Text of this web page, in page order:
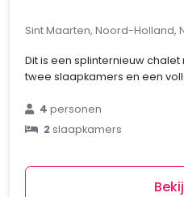
Sint Maarten, Noord-Holland,
Dit is een splinternieuw chalet
twee slaapkamers en een
4personen
2slaapkamers